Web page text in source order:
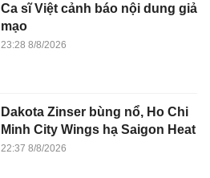
Ca sĩ Việt cảnh báo nội dung giả
mạo
23:28 8/8/2026
Dakota Zinser bùng nổ, Ho Chi
Minh City Wings hạ Saigon Heat
22:37 8/8/2026